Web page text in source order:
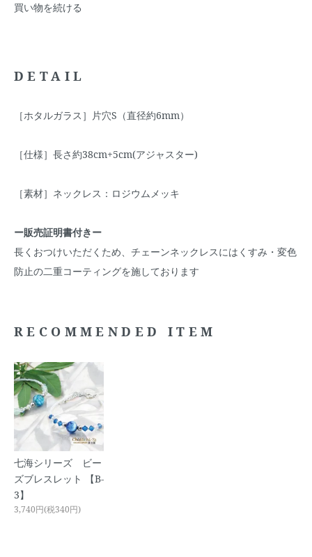
買い物を続ける
DETAIL
［ホタルガラス］片穴S（直径約6mm）
［仕様］長さ約38cm+5cm(アジャスター)
［素材］ネックレス：ロジウムメッキ
ー販売証明書付きー
長くおつけいただくため、チェーンネックレスにはくすみ・変色
防止の二重コーティングを施しております
RECOMMENDED ITEM
七海シリーズ ビー
ズブレスレット 【B-
3】
3,740円(税340円)